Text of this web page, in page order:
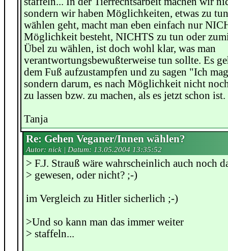
sondern wir haben Möglichkeiten, etwas zu
wählen geht, macht man eben einfach nur
Möglichkeit besteht, NICHTS zu tun oder
Übel zu wählen, ist doch wohl klar, was man
verantwortungsbewußterweise tun sollte. Es
dem Fuß aufzustampfen und zu sagen "Ich
sondern darum, es nach Möglichkeit nicht
zu lassen bzw. zu machen, als es jetzt schon ist.
Tanja
Re: Gehen Veganer/Innen wählen?
Autor: nick | Datum: 13.05.2004 13:35:52
> F.J. Strauß wäre wahrscheinlich auch noch
> gewesen, oder nicht? ;-)
im Vergleich zu Hitler sicherlich ;-)
>Und so kann man das immer weiter
> staffeln...